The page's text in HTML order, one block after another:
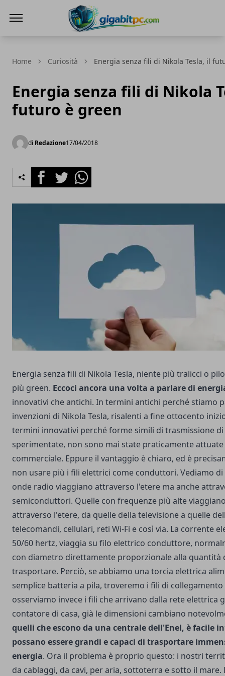
Home Curiosità Energia senza fili di Nikola Tesla, il
Energia senza fili di Nikola
futuro è green
di Redazione17/04/2018
FacebookTwitterWhatsapp
Energia senza fili di Nikola Tesla, niente più tralicci o
più green. Eccoci ancora una volta a parlare di
innovativi che antichi. In termini antichi perché stiamo
invenzioni di Nikola Tesla, risalenti a fine ottocento
termini innovativi perché forme simili di trasmissione di
sperimentate, non sono mai state praticamente attuate
commerciale. Eppure il vantaggio è chiaro, ed è
non usare più i fili elettrici come conduttori. Vediamo di
onde radio viaggiano attraverso l'etere ma anche
semiconduttori. Quelle con frequenze più alte
attraverso l'etere, da quelle della televisione a quelle
telecomandi, cellulari, reti Wi-Fi e così via. La corrente
50/60 hertz, viaggia su filo elettrico conduttore,
con diametro direttamente proporzionale alla quantità
trasportare. Perciò, se abbiamo una torcia elettrica
semplice batteria a pila, troveremo i fili di
osserviamo invece i fili che arrivano dalla rete elettrica
contatore di casa, già le dimensioni cambiano
quelli che escono da una centrale dell'Enel, è facile
possano essere grandi e capaci di trasportare
energia. Ora il problema è proprio questo: i nostri
da cablaggi, da cavi, per aria, sottoterra e sotto il mare.